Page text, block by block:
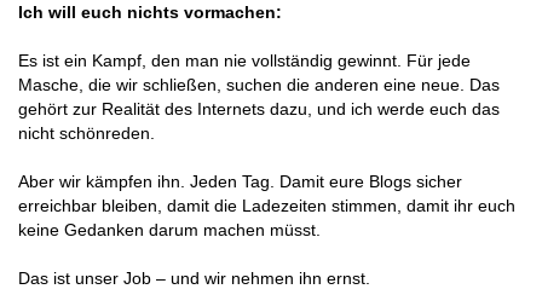
Ich will euch nichts vormachen:
Es ist ein Kampf, den man nie vollständig gewinnt. Für jede
Masche, die wir schließen, suchen die anderen eine neue. Das
gehört zur Realität des Internets dazu, und ich werde euch das
nicht schönreden.
Aber wir kämpfen ihn. Jeden Tag. Damit eure Blogs sicher
erreichbar bleiben, damit die Ladezeiten stimmen, damit ihr euch
keine Gedanken darum machen müsst.
Das ist unser Job – und wir nehmen ihn ernst.